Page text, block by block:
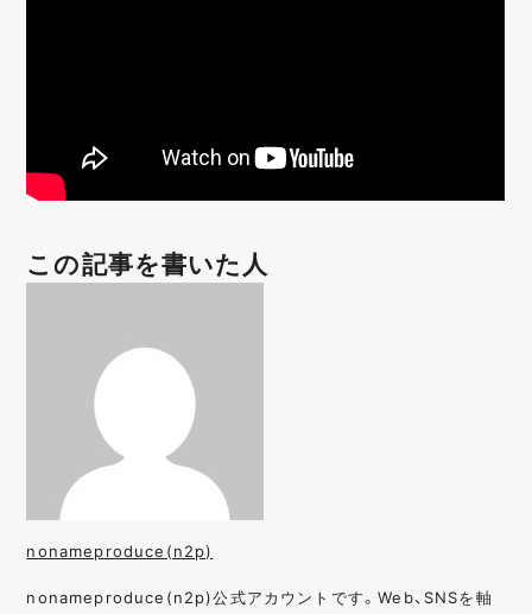
この記事を書いた人
nonameproduce(n2p)
nonameproduce(n2p)公式アカウントです。Web、SNSを軸